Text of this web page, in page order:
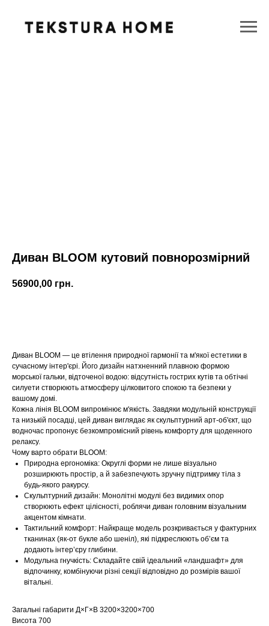
Диван BLOOM кутовий повнорозмірний
56900,00 грн.
Диван BLOOM — це втілення природної гармонії та м'якої естетики в
сучасному інтер'єрі. Його дизайн натхненний плавною формою
морської гальки, відточеної водою: відсутність гострих кутів та обтічні
силуети створюють атмосферу цілковитого спокою та безпеки у
вашому домі.
Кожна лінія BLOOM випромінює м'якість. Завдяки модульній конструкції
та низькій посадці, цей диван виглядає як скульптурний арт-об'єкт, що
водночас пропонує безкомпромісний рівень комфорту для щоденного
релаксу.
Чому варто обрати BLOOM:
Природна ергономіка: Округлі форми не лише візуально
розширюють простір, а й забезпечують зручну підтримку тіла з
будь-якого ракурсу.
Скульптурний дизайн: Монолітні модулі без видимих опор
створюють ефект цілісності, роблячи диван головним візуальним
акцентом кімнати.
Тактильний комфорт: Найкраще модель розкривається у фактурних
тканинах (як-от букле або шеніл), які підкреслюють об’єм та
додають інтер’єру глибини.
Модульна гнучкість: Складайте свій ідеальний «ландшафт» для
відпочинку, комбінуючи різні секції відповідно до розмірів вашої
вітальні.
Загальні габарити Д×Г×В 3200×3200×700
Висота 700